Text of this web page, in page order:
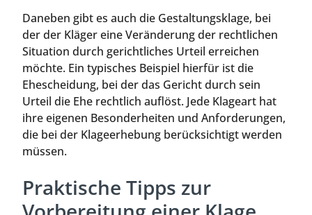
Daneben gibt es auch die Gestaltungsklage, bei
der der Kläger eine Veränderung der rechtlichen
Situation durch gerichtliches Urteil erreichen
möchte. Ein typisches Beispiel hierfür ist die
Ehescheidung, bei der das Gericht durch sein
Urteil die Ehe rechtlich auflöst. Jede Klageart hat
ihre eigenen Besonderheiten und Anforderungen,
die bei der Klageerhebung berücksichtigt werden
müssen.
Praktische Tipps zur